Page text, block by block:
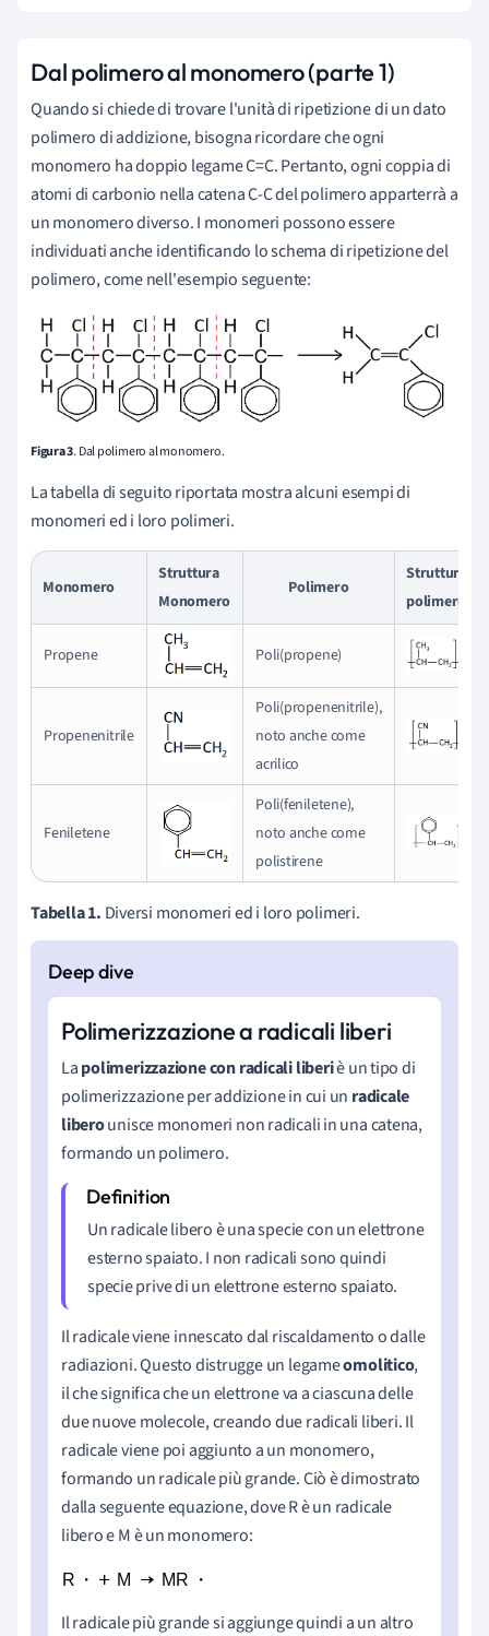
Dal polimero al monomero (parte 1)
Quando si chiede di trovare l'unità di ripetizione di un dato
polimero di addizione, bisogna ricordare che ogni
monomero ha doppio legame C=C. Pertanto, ogni coppia di
atomi di carbonio nella catena C-C del polimero apparterrà a
un monomero diverso. I monomeri possono essere
individuati anche identificando lo schema di ripetizione del
polimero, come nell'esempio seguente:
Figura 3. Dal polimero al monomero.
La tabella di seguito riportata mostra alcuni esempi di
monomeri ed i loro polimeri.
Monomero
Struttura
Monomero
Polimero
Struttura
polimero
Propene Poli(propene)
Propenenitrile
Poli(propenenitrile),
noto anche come
acrilico
Feniletene
Poli(feniletene),
noto anche come
polistirene
Tabella 1. Diversi monomeri ed i loro polimeri.
Polimerizzazione a radicali liberi
Lapolimerizzazione con radicali liberiè un tipo di
polimerizzazione per addizione in cui un radicale
liberounisce monomeri non radicali in una catena,
formando un polimero.
Un radicale libero è una specie con un elettrone
esterno spaiato. I non radicali sono quindi
specie prive di un elettrone esterno spaiato.
Il radicale viene innescato dal riscaldamento o dalle
radiazioni. Questo distrugge un legameomolitico,
il che significa che un elettrone va a ciascuna delle
due nuove molecole, creando due radicali liberi. Il
radicale viene poi aggiunto a un monomero,
formando un radicale più grande. Ciò è dimostrato
dalla seguente equazione, dove R è un radicale
libero e M è un monomero:
Il radicale più grande si aggiunge quindi a un altro